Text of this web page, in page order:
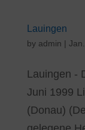
Lauingen
by admin |
Lauingen -
Juni 1999
(Donau)